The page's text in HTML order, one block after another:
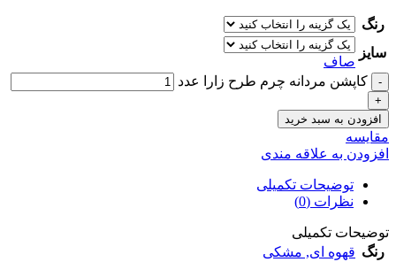
رنگ
سایز
صاف
کاپشن مردانه چرم طرح زارا عدد
افزودن به سبد خرید
مقايسه
افزودن به علاقه مندی
توضیحات تکمیلی
نظرات (0)
توضیحات تکمیلی
رنگ قهوه ای, مشکی